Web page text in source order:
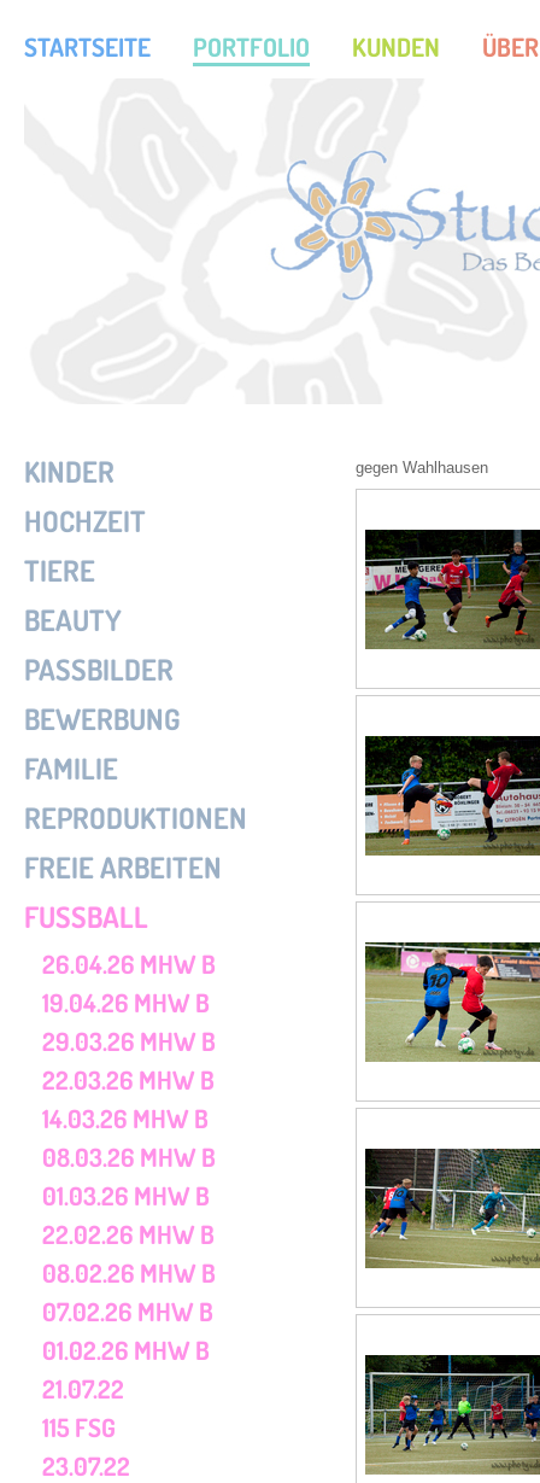
STARTSEITE PORTFOLIO KUNDEN
KINDER
HOCHZEIT
TIERE
BEAUTY
PASSBILDER
BEWERBUNG
FAMILIE
REPRODUKTIONEN
FREIE ARBEITEN
FUSSBALL
26.04.26 MHW B
19.04.26 MHW B
29.03.26 MHW B
22.03.26 MHW B
14.03.26 MHW B
08.03.26 MHW B
01.03.26 MHW B
22.02.26 MHW B
08.02.26 MHW B
07.02.26 MHW B
01.02.26 MHW B
21.07.22
115 FSG
23.07.22
gegen Wahlhausen